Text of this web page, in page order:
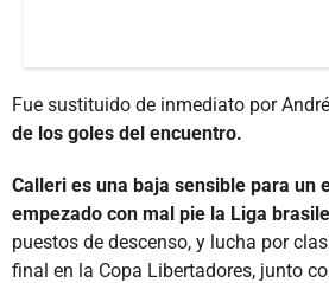
Fue sustituido de inmediato por
de los goles del encuentro.
Calleri es una baja sensible para un
empezado con mal pie la Liga
puestos de descenso, y lucha por
final en la Copa Libertadores, junto